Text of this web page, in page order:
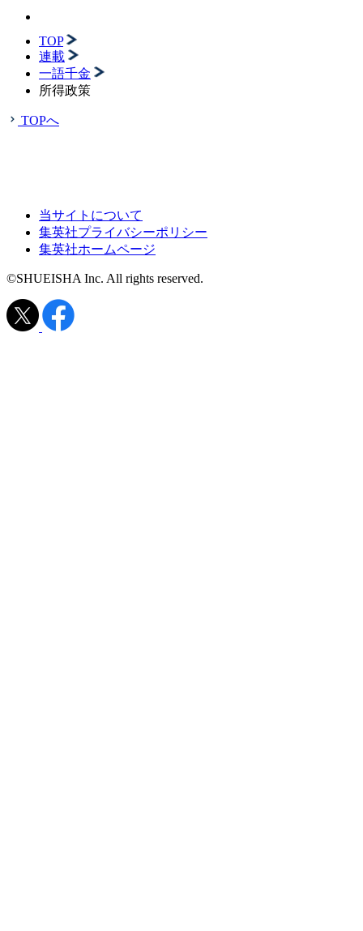
TOP
連載
一語千金
所得政策
TOPへ
当サイトについて
集英社プライバシーポリシー
集英社ホームページ
©SHUEISHA Inc. All rights reserved.